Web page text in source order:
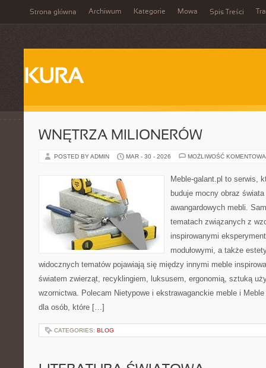
Strona główna Archiwum Kategorie Mowa Spis Treści
KURA
WNĘTRZA MILIONERÓW
POSTED BY ADMIN MAR - 30 - 2026 MOŻLIWOŚĆ
Meble-galant.pl to serwis,
buduje mocny obraz
awangardowych mebli.
tematach związanych z
inspirowanymi
modułowymi, a także
widocznych tematów pojawiają się między innymi meble
światem zwierząt, recyklingiem, luksusem, ergonomią, sztuką
wzornictwa. Polecam Nietypowe i ekstrawaganckie meble i
dla osób, które […]
CATEGORIES: BLOG